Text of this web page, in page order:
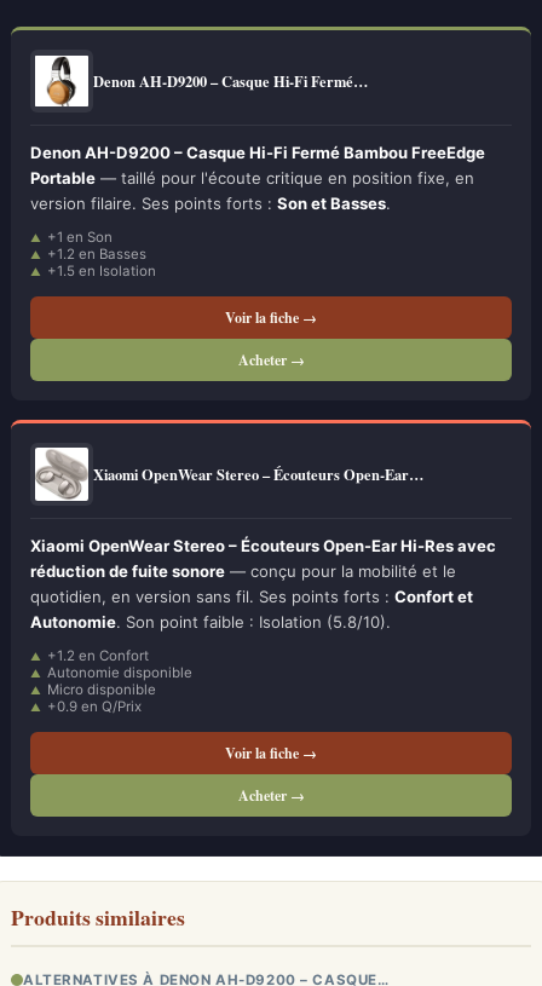
Denon AH-D9200 – Casque Hi-Fi Fermé…
Denon AH-D9200 – Casque Hi-Fi Fermé Bambou FreeEdge
Portable — taillé pour l'écoute critique en position fixe, en
version filaire. Ses points forts : Son et Basses.
+1 en Son
+1.2 en Basses
+1.5 en Isolation
Voir la fiche →
Acheter →
Xiaomi OpenWear Stereo – Écouteurs Open-Ear…
Xiaomi OpenWear Stereo – Écouteurs Open-Ear Hi-Res avec
réduction de fuite sonore — conçu pour la mobilité et le
quotidien, en version sans fil. Ses points forts : Confort et
Autonomie. Son point faible : Isolation (5.8/10).
+1.2 en Confort
Autonomie disponible
Micro disponible
+0.9 en Q/Prix
Voir la fiche →
Acheter →
Produits similaires
ALTERNATIVES À DENON AH-D9200 – CASQUE…